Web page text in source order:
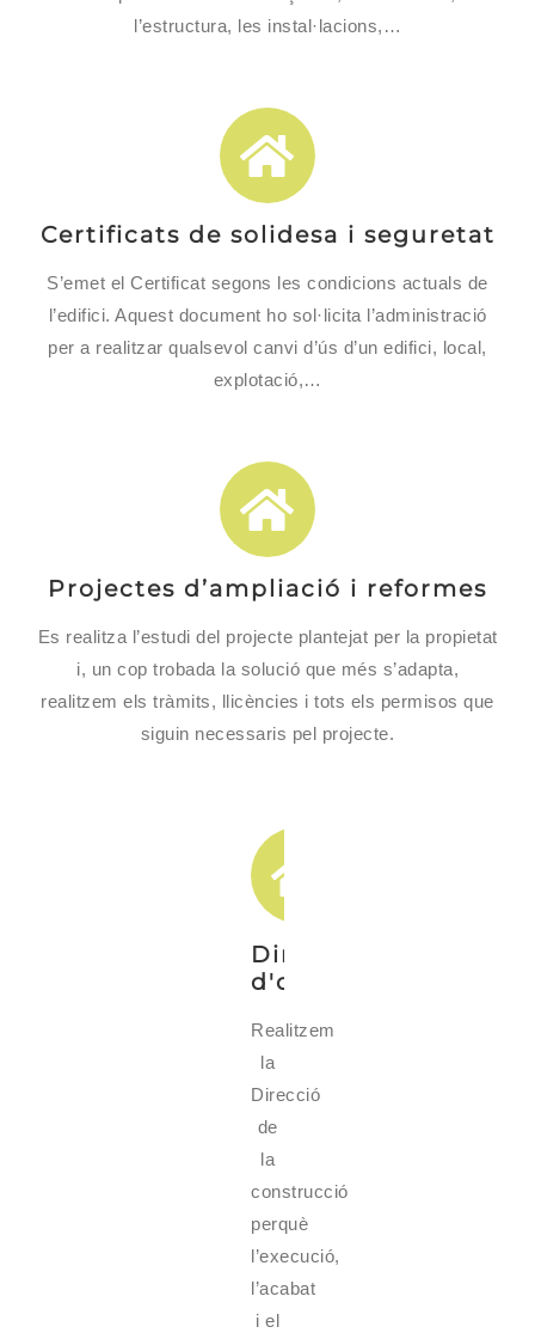
l’estructura, les instal·lacions,…
Certificats de solidesa i seguretat
S’emet el Certificat segons les condicions actuals de
l’edifici. Aquest document ho sol·licita l’administració
per a realitzar qualsevol canvi d’ús d’un edifici, local,
explotació,…
Projectes d’ampliació i reformes
Es realitza l’estudi del projecte plantejat per la propietat
i, un cop trobada la solució que més s’adapta,
realitzem els tràmits, llicències i tots els permisos que
siguin necessaris pel projecte.
Direccions
d'obra
Realitzem
la
Direcció
de
la
construcció
perquè
l’execució,
l’acabat
i el